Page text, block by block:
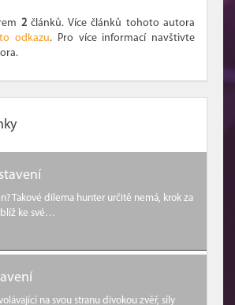
2článků. Více článků tohoto autora
odkazu. Pro více informací navštivte
Takové dilema hunter určitě nemá, krok za
blíž ke své…
na svou stranu divokou zvěř, síly